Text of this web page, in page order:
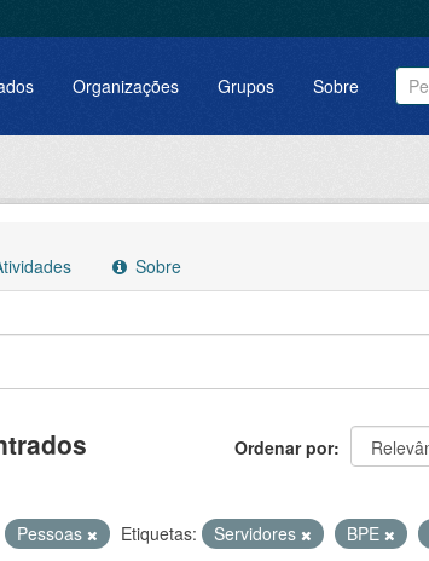
Organizações Grupos Sobre
Sobre
Ordenar por
Pessoas Etiquetas: Servidores BPE